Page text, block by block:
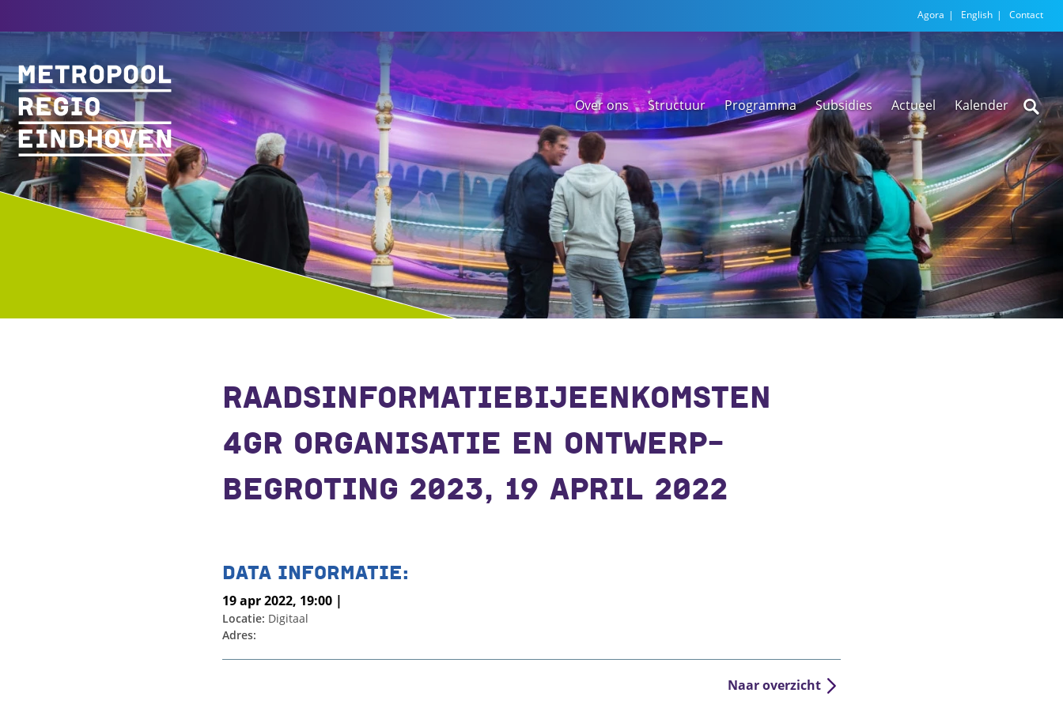
Agora English Contact
Over ons Structuur Programma
Regionale
versnellingstafel
Beethoven Wonen
Subsidies
VEX-regeling
Actueel
Nieuwsarchief
Kalender
RAADSINFORMATIEBIJEENKOMSTEN
4GR ORGANISATIE EN ONTWERP-
BEGROTING 2023, 19 APRIL 2022
DATA INFORMATIE:
19 apr 2022, 19:00 |
Locatie: Digitaal
Adres:
Naar overzicht